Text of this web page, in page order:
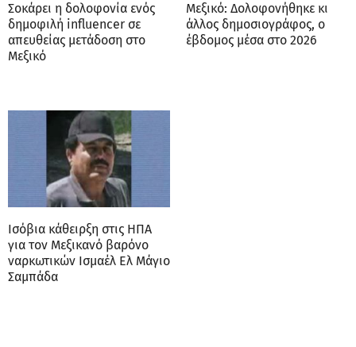
Σοκάρει η δολοφονία ενός
δημοφιλή influencer σε
απευθείας μετάδοση στο
Μεξικό
Μεξικό: Δολοφονήθηκε κι
άλλος δημοσιογράφος, ο
έβδομος μέσα στο 2026
Iσόβια κάθειρξη στις ΗΠΑ
για τον Μεξικανό βαρόνο
ναρκωτικών Ισμαέλ Ελ Μάγιο
Σαμπάδα